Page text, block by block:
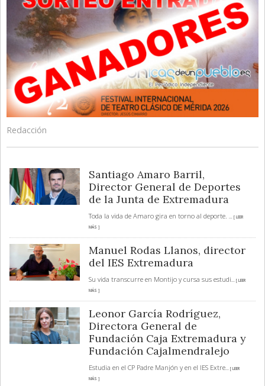
Redacción
Santiago Amaro Barril,
Director General de Deportes
de la Junta de Extremadura
Toda la vida de Amaro gira en torno al deporte. ... [ LEER
MÁS ]
Manuel Rodas Llanos, director
del IES Extremadura
Su vida transcurre en Montijo y cursa sus estudi... [ LEER
MÁS ]
Leonor García Rodríguez,
Directora General de
Fundación Caja Extremadura y
Fundación Cajalmendralejo
Estudia en el CP Padre Manjón y en el IES Extre... [ LEER
MÁS ]